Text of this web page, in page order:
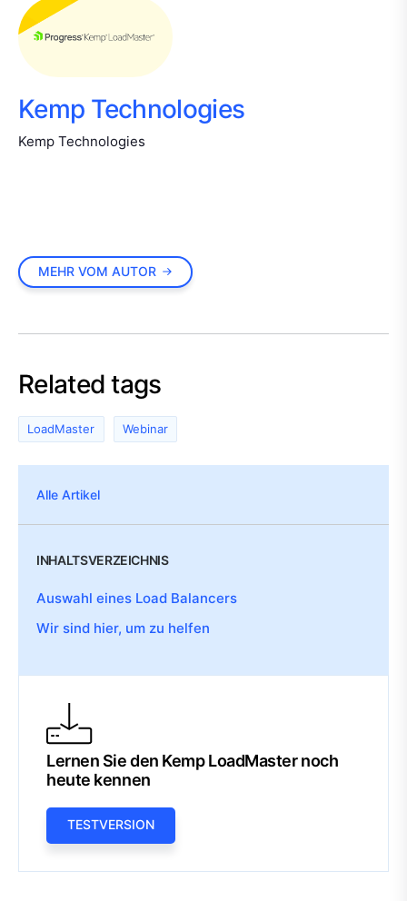
Kemp Technologies
Kemp Technologies
MEHR VOM AUTOR
Related tags
LoadMaster Webinar
Alle Artikel
INHALTSVERZEICHNIS
Auswahl eines Load Balancers
Wir sind hier, um zu helfen
Lernen Sie den Kemp LoadMaster noch
heute kennen
TESTVERSION